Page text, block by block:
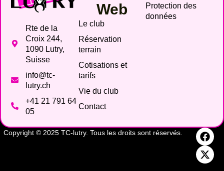
Rte de la
Croix 244,
1090 Lutry,
Suisse
info@tc-
lutry.ch
+41 21 791 64
05
Web
Le club
Réservation
terrain
Cotisations et
tarifs
Vie du club
Contact
Protection des
données
Copyright © 2025 TC-lutry. Tous les droits sont réservés.